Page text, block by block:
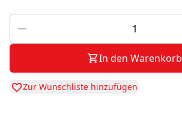
In den Warenkorb
Zur Wunschliste hinzufügen